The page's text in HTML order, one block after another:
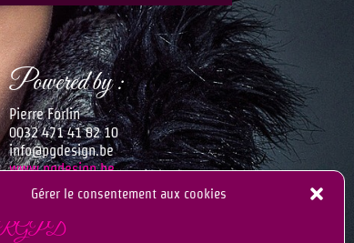
Gérer le consentement aux cookies
RGPD
Powered by :
Pierre Forlin
0032 471 41 82 10
info@pgdesign.be
www.pgdesign.be